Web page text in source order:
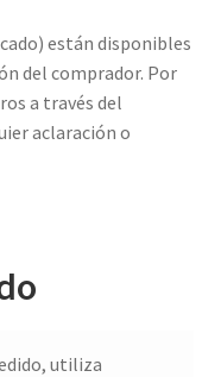
están disponibles
del comprador. Por
a través del
aclaración o
utiliza